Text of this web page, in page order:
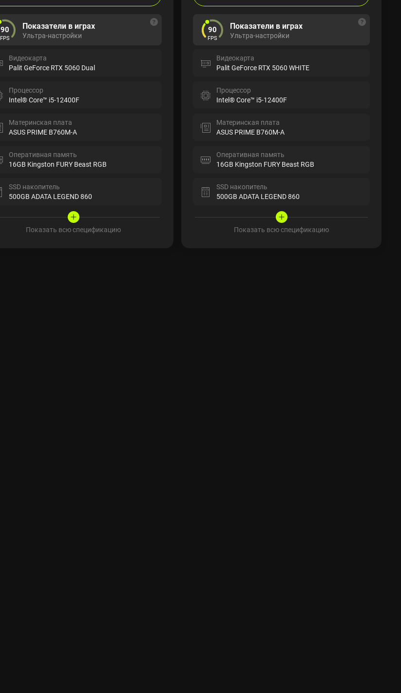
90
FPS
Показатели в играх
Ультра-настройки
Видеокарта
Palit GeForce RTX 5060 Dual
Процессор
Intel® Core™ i5-12400F
Материнская плата
ASUS PRIME B760M-A
Оперативная память
16GB Kingston FURY Beast RGB
SSD накопитель
500GB ADATA LEGEND 860
Показать всю спецификацию
90
FPS
Показатели в играх
Ультра-настройки
Видеокарта
Palit GeForce RTX 5060 WHITE
Процессор
Intel® Core™ i5-12400F
Материнская плата
ASUS PRIME B760M-A
Оперативная память
16GB Kingston FURY Beast RGB
SSD накопитель
500GB ADATA LEGEND 860
Показать всю спецификацию